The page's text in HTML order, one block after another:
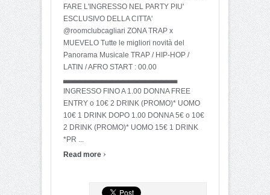
FARE L'INGRESSO NEL PARTY PIU'
ESCLUSIVO DELLA CITTA'
@roomclubcagliari ZONA TRAP x
MUEVELO Tutte le migliori novità del
Panorama Musicale TRAP / HIP-HOP /
LATIN / AFRO START : 00.00
▃▃▃▃▃▃▃▃▃▃▃▃▃▃▃▃▃▃▃▃▃
INGRESSO FINO A 1.00 DONNA FREE
ENTRY o 10€ 2 DRINK (PROMO)* UOMO
10€ 1 DRINK DOPO 1.00 DONNA 5€ o 10€
2 DRINK (PROMO)* UOMO 15€ 1 DRINK
*PR ...
Read more ›